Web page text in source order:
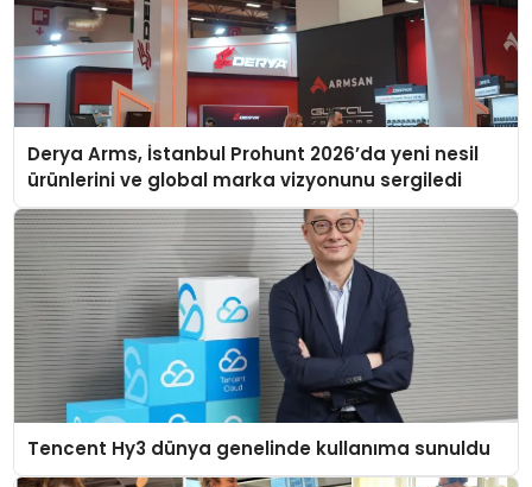
Derya Arms, İstanbul Prohunt 2026’da yeni nesil
ürünlerini ve global marka vizyonunu sergiledi
Tencent Hy3 dünya genelinde kullanıma sunuldu